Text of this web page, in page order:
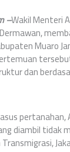
–Wakil Menteri
Muaro
dan
diambil tidak